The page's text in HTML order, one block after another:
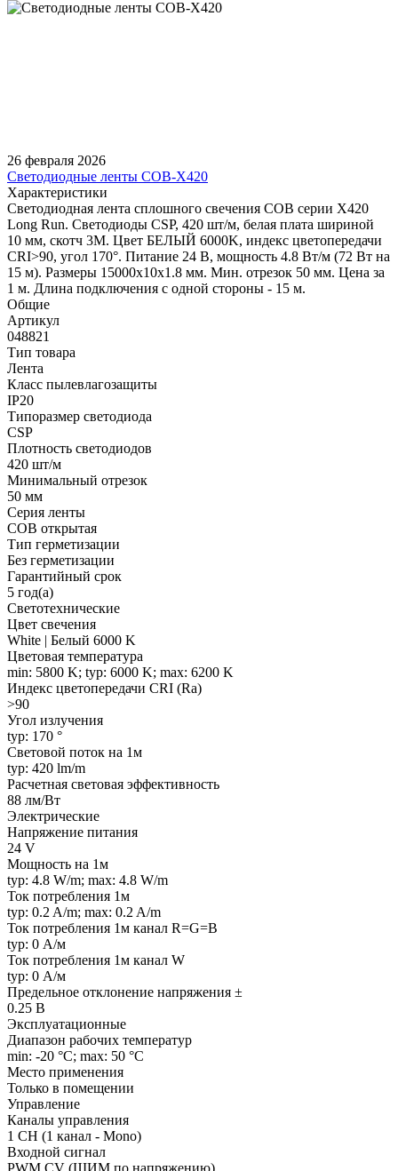
26 февраля 2026
Светодиодные ленты COB-X420
Характеристики
Светодиодная лента сплошного свечения COB серии X420
Long Run. Светодиоды CSP, 420 шт/м, белая плата шириной
10 мм, скотч 3M. Цвет БЕЛЫЙ 6000K, индекс цветопередачи
CRI>90, угол 170°. Питание 24 В, мощность 4.8 Вт/м (72 Вт на
15 м). Размеры 15000х10х1.8 мм. Мин. отрезок 50 мм. Цена за
1 м. Длина подключения с одной стороны - 15 м.
Общие
Артикул
048821
Тип товара
Лента
Класс пылевлагозащиты
IP20
Типоразмер светодиода
CSP
Плотность светодиодов
420 шт/м
Минимальный отрезок
50 мм
Серия ленты
COB открытая
Тип герметизации
Без герметизации
Гарантийный срок
5 год(а)
Светотехнические
Цвет свечения
White | Белый 6000 K
Цветовая температура
min: 5800 K; typ: 6000 K; max: 6200 K
Индекс цветопередачи CRI (Ra)
>90
Угол излучения
typ: 170 °
Световой поток на 1м
typ: 420 lm/m
Расчетная световая эффективность
88 лм/Вт
Электрические
Напряжение питания
24 V
Мощность на 1м
typ: 4.8 W/m; max: 4.8 W/m
Ток потребления 1м
typ: 0.2 A/m; max: 0.2 A/m
Ток потребления 1м канал R=G=B
typ: 0 А/м
Ток потребления 1м канал W
typ: 0 А/м
Предельное отклонение напряжения ±
0.25 В
Эксплуатационные
Диапазон рабочих температур
min: -20 °C; max: 50 °C
Место применения
Только в помещении
Управление
Каналы управления
1 CH (1 канал - Mono)
Входной сигнал
PWM СV (ШИМ по напряжению)